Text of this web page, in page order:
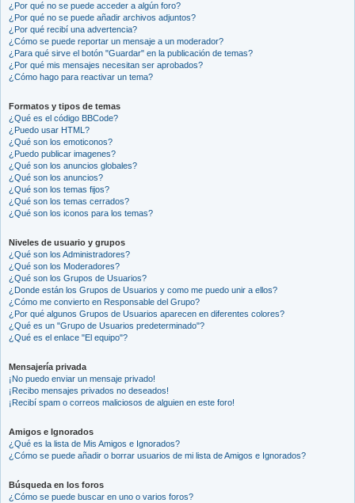
¿Por qué no se puede acceder a algún foro?
¿Por qué no se puede añadir archivos adjuntos?
¿Por qué recibí una advertencia?
¿Cómo se puede reportar un mensaje a un moderador?
¿Para qué sirve el botón "Guardar" en la publicación de temas?
¿Por qué mis mensajes necesitan ser aprobados?
¿Cómo hago para reactivar un tema?
Formatos y tipos de temas
¿Qué es el código BBCode?
¿Puedo usar HTML?
¿Qué son los emoticonos?
¿Puedo publicar imagenes?
¿Qué son los anuncios globales?
¿Qué son los anuncios?
¿Qué son los temas fijos?
¿Qué son los temas cerrados?
¿Qué son los iconos para los temas?
Niveles de usuario y grupos
¿Qué son los Administradores?
¿Qué son los Moderadores?
¿Qué son los Grupos de Usuarios?
¿Donde están los Grupos de Usuarios y como me puedo unir a ellos?
¿Cómo me convierto en Responsable del Grupo?
¿Por qué algunos Grupos de Usuarios aparecen en diferentes colores?
¿Qué es un "Grupo de Usuarios predeterminado"?
¿Qué es el enlace "El equipo"?
Mensajería privada
¡No puedo enviar un mensaje privado!
¡Recibo mensajes privados no deseados!
¡Recibí spam o correos maliciosos de alguien en este foro!
Amigos e Ignorados
¿Qué es la lista de Mis Amigos e Ignorados?
¿Cómo se puede añadir o borrar usuarios de mi lista de Amigos e Ignorados?
Búsqueda en los foros
¿Cómo se puede buscar en uno o varios foros?